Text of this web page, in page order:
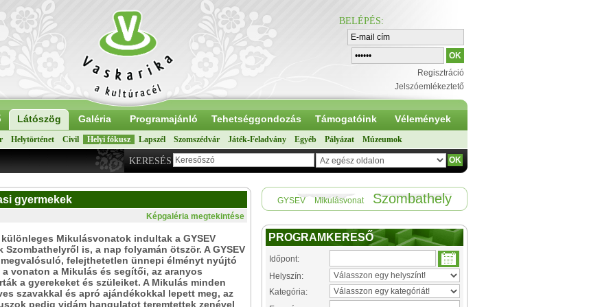
BELÉPÉS:
Regisztráció
Jelszóemlékeztető
Látószög Galéria Programajánló Tehetséggondozás Támogatóink Vélemények
Helytörténet Civil Helyi fókusz Lapszél Szomszédvár Játék-Feladvány Egyéb Pályázat Múzeumok
KERESÉS
gyermekek
Képgaléria megtekintése
különleges Mikulásvonatok indultak a GYSEV
Szombathelyről is, a nap folyamán ötször. A GYSEV
felejthetetlen ünnepi élményt nyújtó
a vonaton a Mikulás és segítői, az aranyos
a gyerekeket és szüleiket. A Mikulás minden
szavakkal és apró ajándékokkal lepett meg, az
pedig vidám hangulatot teremtettek zenével
GYSEV Mikulásvonat Szombathely
PROGRAMKERESŐ
Időpont:
Helyszín:
Kategória: